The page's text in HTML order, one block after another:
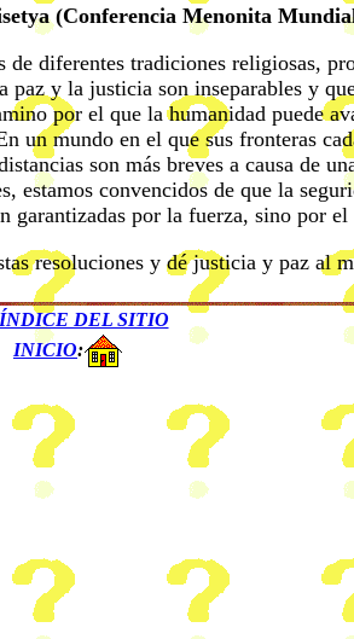
(Conferencia Menonita
de diferentes tradiciones religiosas,
paz y la justicia son inseparables y
por el que la humanidad puede
un mundo en el que sus fronteras
son más breves a causa de
estamos convencidos de que la
garantizadas por la fuerza, sino por
resoluciones y dé justicia y paz al
ÍNDICE DEL SITIO
INICIO: